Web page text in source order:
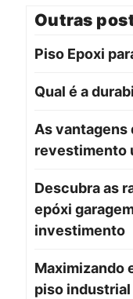
Outras
Piso Epoxi
Qual é a
As vantagens
revestimento
Descubra as
epóxi
investimento
Maximizando
piso